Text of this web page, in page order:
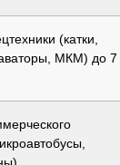
(катки,
МКМ) до 7